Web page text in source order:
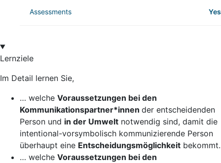
Assessments Yes
Lernziele
Im Detail lernen Sie,
… welche Voraussetzungen bei den
Kommunikationspartner*innen der entscheidenden
Person und in der Umwelt notwendig sind, damit die
intentional-vorsymbolisch kommunizierende Person
überhaupt eine Entscheidungsmöglichkeit bekommt.
… welche Voraussetzungen bei den